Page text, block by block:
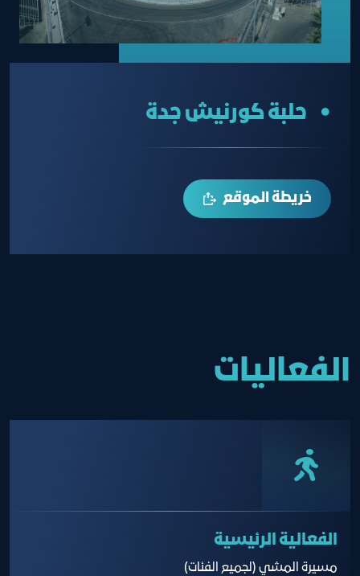
• حلبة كورنيش جدة
خريطة الموقع
الفعاليات
الفعالية الرئيسية
مسيرة المشي (لجميع الفئات)